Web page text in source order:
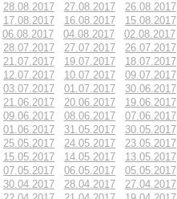
28.08.2017 27.08.2017 26.08.2017
17.08.2017 16.08.2017 15.08.2017
06.08.2017 04.08.2017 02.08.2017
28.07.2017 27.07.2017 26.07.2017
21.07.2017 19.07.2017 18.07.2017
12.07.2017 10.07.2017 09.07.2017
03.07.2017 01.07.2017 30.06.2017
21.06.2017 20.06.2017 19.06.2017
09.06.2017 08.06.2017 07.06.2017
01.06.2017 31.05.2017 30.05.2017
25.05.2017 24.05.2017 23.05.2017
15.05.2017 14.05.2017 13.05.2017
07.05.2017 06.05.2017 05.05.2017
30.04.2017 28.04.2017 27.04.2017